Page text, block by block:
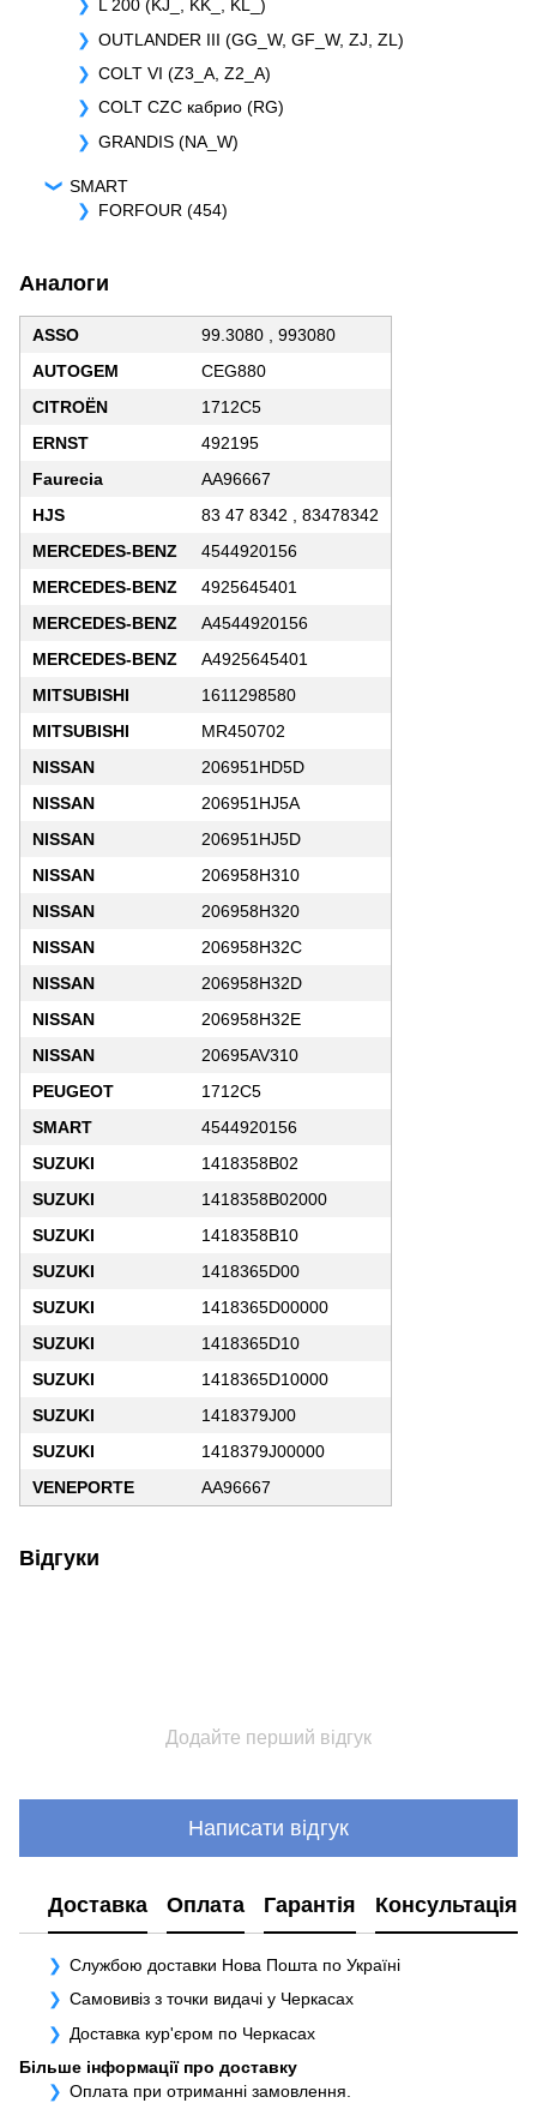
L 200 (KJ_, KK_, KL_)
OUTLANDER III (GG_W, GF_W, ZJ, ZL)
COLT VI (Z3_A, Z2_A)
COLT CZC кабрио (RG)
GRANDIS (NA_W)
SMART
FORFOUR (454)
Аналоги
ASSO
99.3080 , 993080
AUTOGEM
CEG880
CITROËN
1712C5
ERNST
492195
Faurecia
AA96667
HJS
83 47 8342 , 83478342
MERCEDES-BENZ
4544920156
MERCEDES-BENZ
4925645401
MERCEDES-BENZ
A4544920156
MERCEDES-BENZ
A4925645401
MITSUBISHI
1611298580
MITSUBISHI
MR450702
NISSAN
206951HD5D
NISSAN
206951HJ5A
NISSAN
206951HJ5D
NISSAN
206958H310
NISSAN
206958H320
NISSAN
206958H32C
NISSAN
206958H32D
NISSAN
206958H32E
NISSAN
20695AV310
PEUGEOT
1712C5
SMART
4544920156
SUZUKI
1418358B02
SUZUKI
1418358B02000
SUZUKI
1418358B10
SUZUKI
1418365D00
SUZUKI
1418365D00000
SUZUKI
1418365D10
SUZUKI
1418365D10000
SUZUKI
1418379J00
SUZUKI
1418379J00000
VENEPORTE
AA96667
Відгуки
Додайте перший відгук
Написати відгук
Доставка Оплата Гарантія Консультація
Службою доставки Нова Пошта по Україні
Самовивіз з точки видачі у Черкасах
Доставка кур'єром по Черкасах
Більше інформації про доставку
Оплата при отриманні замовлення.